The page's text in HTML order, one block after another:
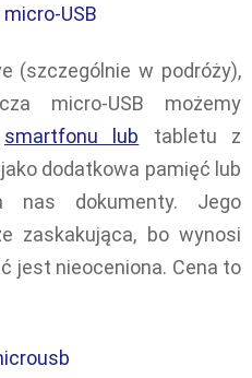
micro-USB
(szczególnie w podróży),
micro-USB możemy
smartfonu lub tabletu z
dodatkowa pamięć lub
dokumenty. Jego
zaskakująca, bo wynosi
jest nieoceniona. Cena to